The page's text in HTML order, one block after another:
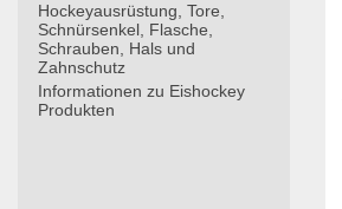
Hockeyausrüstung, Tore,
Schnürsenkel, Flasche,
Schrauben, Hals und
Zahnschutz
Informationen zu Eishockey
Produkten